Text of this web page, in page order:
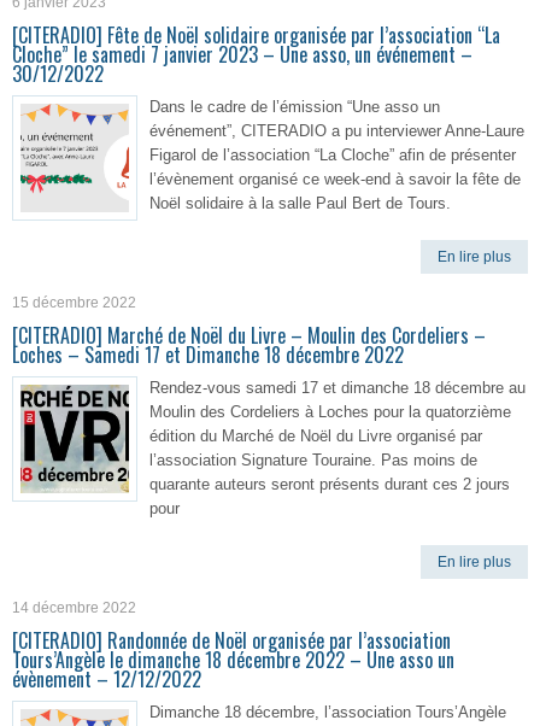
[CITERADIO] Fête de Noël solidaire organisée par l’association “La
Cloche” le samedi 7 janvier 2023 – Une asso, un événement –
30/12/2022
Dans le cadre de l’émission “Une asso un
événement”, CITERADIO a pu interviewer Anne-Laure
Figarol de l’association “La Cloche” afin de présenter
l’évènement organisé ce week-end à savoir la fête de
Noël solidaire à la salle Paul Bert de Tours.
En lire plus
15 décembre 2022
[CITERADIO] Marché de Noël du Livre – Moulin des Cordeliers –
Loches – Samedi 17 et Dimanche 18 décembre 2022
Rendez-vous samedi 17 et dimanche 18 décembre au
Moulin des Cordeliers à Loches pour la quatorzième
édition du Marché de Noël du Livre organisé par
l’association Signature Touraine. Pas moins de
quarante auteurs seront présents durant ces 2 jours
pour
En lire plus
14 décembre 2022
[CITERADIO] Randonnée de Noël organisée par l’association
Tours’Angèle le dimanche 18 décembre 2022 – Une asso un
évènement – 12/12/2022
Dimanche 18 décembre, l’association Tours’Angèle